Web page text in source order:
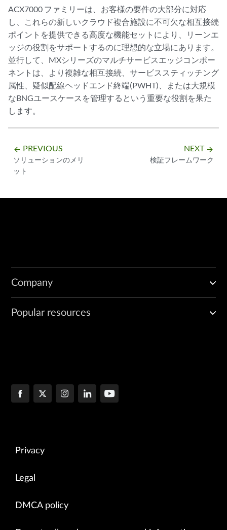
ACX7000 ファミリーは、お客様の要件の大部分に対応
し、これらの新しいクラウド複合施設に不可欠な相互接続
ポイントを提供できる高度な機能セットにより、リーンエ
ッジの役割をサポートするのに理想的な立場にあります。
並行して、MXシリーズのマルチサービスエッジコンポー
ネントは、より複雑な相互接続、サービススティッチング
属性、疑似配線ヘッドエンド終端(PWHT)、または大規模
なBNGユースケースを管理するという重要な役割を果た
します。
arrow_backward PREVIOUS
ソリューションのメリ
ット
NEXT arrow_forward
検証フレームワーク
Company
Popular resources
Privacy
Legal
DMCA policy